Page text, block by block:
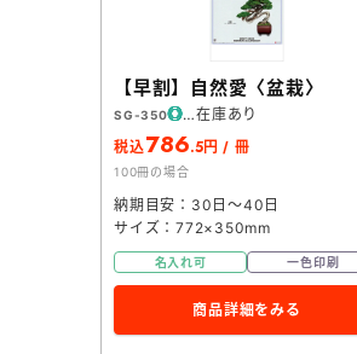
【早割】自然愛〈盆栽〉
SG-350
在庫あり
税込786.5円 / 冊
100冊の場合
納期目安：30日～40日
サイズ：772×350mm
名入れ可 一色印刷
商品詳細をみる